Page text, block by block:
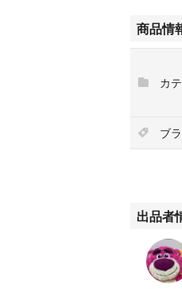
バスト周
ウエスト
綺麗に
※公式価
以下、
立体感
を施し
裾のマ
ンピは
商品情
カ
ブ
出品者